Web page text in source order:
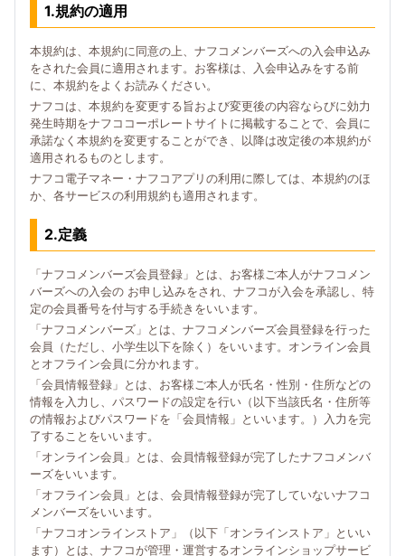
1.規約の適用
本規約は、本規約に同意の上、ナフコメンバーズへの入会申込み
をされた会員に適用されます。お客様は、入会申込みをする前
に、本規約をよくお読みください。
ナフコは、本規約を変更する旨および変更後の内容ならびに効力
発生時期をナフココーポレートサイトに掲載することで、会員に
承諾なく本規約を変更することができ、以降は改定後の本規約が
適用されるものとします。
ナフコ電子マネー・ナフコアプリの利用に際しては、本規約のほ
か、各サービスの利用規約も適用されます。
2.定義
「ナフコメンバーズ会員登録」とは、お客様ご本人がナフコメン
バーズへの入会の お申し込みをされ、ナフコが入会を承認し、特
定の会員番号を付与する手続きをいいます。
「ナフコメンバーズ」とは、ナフコメンバーズ会員登録を行った
会員（ただし、小学生以下を除く）をいいます。オンライン会員
とオフライン会員に分かれます。
「会員情報登録」とは、お客様ご本人が氏名・性別・住所などの
情報を入力し、パスワードの設定を行い（以下当該氏名・住所等
の情報およびパスワードを「会員情報」といいます。）入力を完
了することをいいます。
「オンライン会員」とは、会員情報登録が完了したナフコメンバ
ーズをいいます。
「オフライン会員」とは、会員情報登録が完了していないナフコ
メンバーズをいいます。
「ナフコオンラインストア」（以下「オンラインストア」といい
ます）とは、ナフコが管理・運営するオンラインショップサービ